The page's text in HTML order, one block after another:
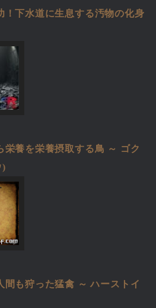
！下水道に生息する汚物の化身
栄養を栄養摂取する鳥 ～ ゴク
)
間も狩った猛禽 ～ ハーストイ